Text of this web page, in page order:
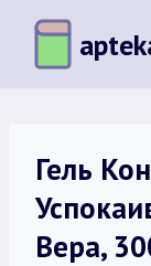
Перейти
содержимому
Гель
Вера,